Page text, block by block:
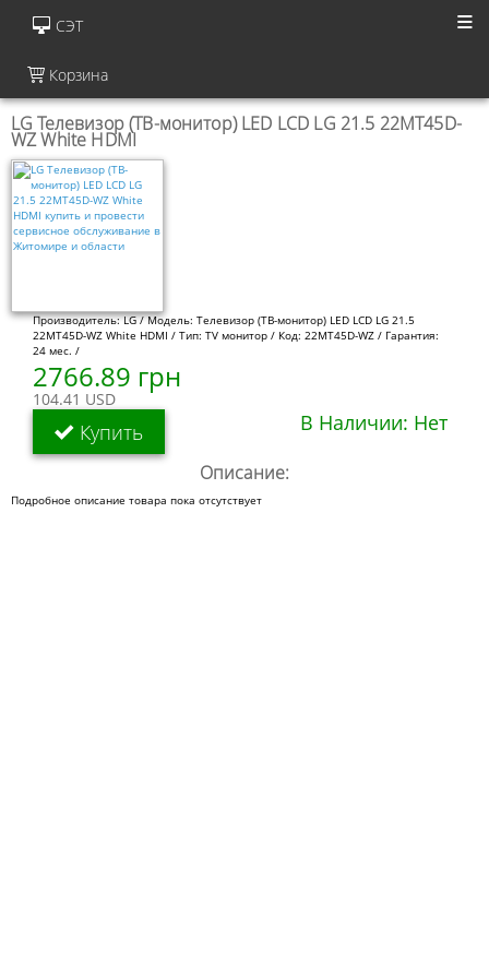
СЭТ
Корзина
LG Телевизор (ТВ-монитор) LED LCD LG 21.5 22MT45D-
WZ White HDMI
Производитель: LG / Модель: Телевизор (ТВ-монитор) LED LCD LG 21.5
22MT45D-WZ White HDMI / Тип: TV монитор / Код: 22MT45D-WZ / Гарантия:
24 мес. /
2766.89 грн
104.41 USD
Купить В Наличии: Нет
Описание:
Подробное описание товара пока отсутствует